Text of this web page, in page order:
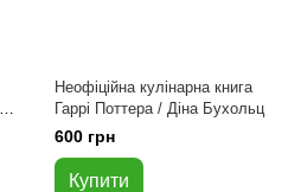
Неофіційна кулінарна книга
Гаррі Поттера / Діна Бухольц
600 грн
Купити